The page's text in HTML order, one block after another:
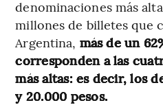
denominaciones más
millones de billetes que
Argentina, más de un
corresponden a las
más altas: es decir, los
y 20.000 pesos.